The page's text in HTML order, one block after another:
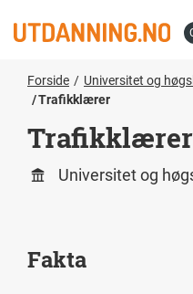
Forside Universitet og
Trafikklærer
Trafikklærer
Universitet og
Fakta